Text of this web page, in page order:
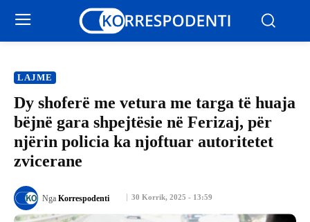
LAJME
Dy shoferë me vetura me targa të huaja
bëjnë gara shpejtësie në Ferizaj, për
njërin policia ka njoftuar autoritetet
zvicerane
30 Korrik, 2025 - 13:59
Nga Korrespodenti